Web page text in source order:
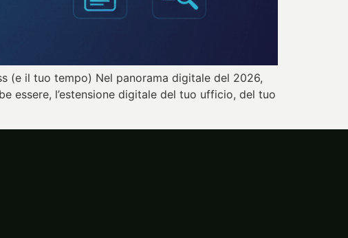
(e il tuo tempo) Nel panorama digitale del 2026,
essere, l’estensione digitale del tuo ufficio, del tuo